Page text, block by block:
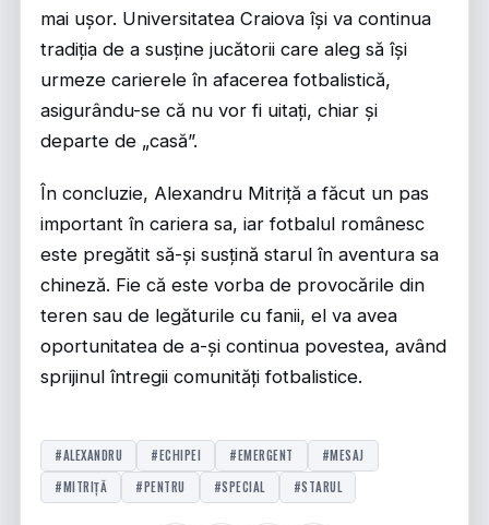
mai ușor. Universitatea Craiova își va continua
tradiția de a susține jucătorii care aleg să își
urmeze carierele în afacerea fotbalistică,
asigurându-se că nu vor fi uitați, chiar și
departe de „casă”.
În concluzie, Alexandru Mitriță a făcut un pas
important în cariera sa, iar fotbalul românesc
este pregătit să-și susțină starul în aventura sa
chineză. Fie că este vorba de provocările din
teren sau de legăturile cu fanii, el va avea
oportunitatea de a-și continua povestea, având
sprijinul întregii comunități fotbalistice.
#ALEXANDRU #ECHIPEI #EMERGENT
#MESAJ
#MITRIŢĂ
#PENTRU #SPECIAL #STARUL